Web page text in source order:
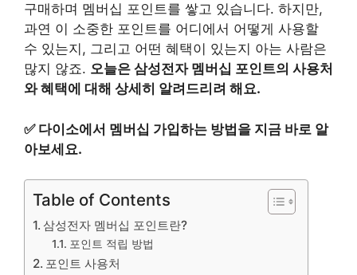
구매하며 멤버십 포인트를 쌓고 있습니다. 하지만,
과연 이 소중한 포인트를 어디에서 어떻게 사용할
수 있는지, 그리고 어떤 혜택이 있는지 아는 사람은
많지 않죠. 오늘은 삼성전자 멤버십 포인트의 사용처
와 혜택에 대해 상세히 알려드리려 해요.
✅ 다이소에서 멤버십 가입하는 방법을 지금 바로 알
아보세요.
Table of Contents
삼성전자 멤버십 포인트란?
포인트 적립 방법
포인트 사용처